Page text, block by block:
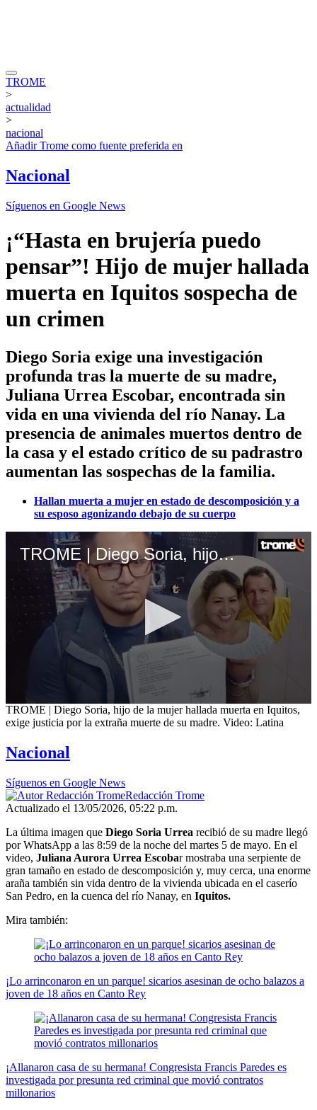
TROME
>
actualidad
>
nacional
AñadirTrome como fuente preferida en
Nacional
Síguenos en Google News
¡“Hasta en brujería puedo
pensar”! Hijo de mujer hallada
muerta en Iquitos sospecha de
un crimen
Diego Soria exige una investigación
profunda tras la muerte de su madre,
Juliana Urrea Escobar, encontrada sin
vida en una vivienda del río Nanay. La
presencia de animales muertos dentro de
la casa y el estado crítico de su padrastro
aumentan las sospechas de la familia.
Hallan muerta a mujer en estado de descomposición y a
su esposo agonizando debajo de su cuerpo
TROME | Diego Soria, hijo de la mujer hallada muerta en Iquitos, exige justicia por la extraña muerte de su madre. Video: Latina
0
seconds
minute,
24
seconds
TROME | Diego Soria, hijo de la mujer hallada muerta en Iquitos,
exige justicia por la extraña muerte de su madre. Video: Latina
Nacional
Síguenos en Google News
Redacción Trome
Actualizado el 13/05/2026, 05:22 p.m.
La última imagen que Diego Soria Urrea recibió de su madre llegó
por WhatsApp a las 8:59 de la noche del martes 5 de mayo. En el
video, Juliana Aurora Urrea Escobar mostraba una serpiente de
gran tamaño en estado de descomposición y, muy cerca, una enorme
araña también sin vida dentro de la vivienda ubicada en el caserío
San Pedro, en la cuenca del río Nanay, en Iquitos.
Mira también:
¡Lo arrinconaron en un parque! sicarios asesinan de ocho balazos a
joven de 18 años en Canto Rey
¡Allanaron casa de su hermana! Congresista Francis Paredes es
investigada por presunta red criminal que movió contratos
millonarios